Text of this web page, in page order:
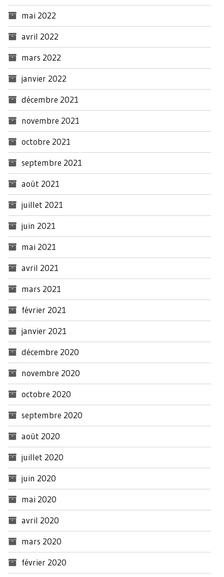
mai 2022
avril 2022
mars 2022
janvier 2022
décembre 2021
novembre 2021
octobre 2021
septembre 2021
août 2021
juillet 2021
juin 2021
mai 2021
avril 2021
mars 2021
février 2021
janvier 2021
décembre 2020
novembre 2020
octobre 2020
septembre 2020
août 2020
juillet 2020
juin 2020
mai 2020
avril 2020
mars 2020
février 2020